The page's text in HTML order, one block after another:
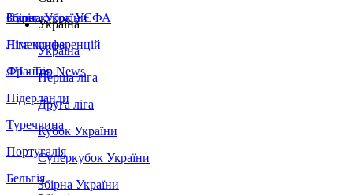
Збірна України
Італія
Німеччина
Франція
Нідерланди
Туреччина
Португалія
Бельгія
Суперкубок УЄФА
Ліга конференцій
ЛЧ - Top News
Україна
Україна
Перша ліга
Друга ліга
Кубок України
Суперкубок України
Збірна України